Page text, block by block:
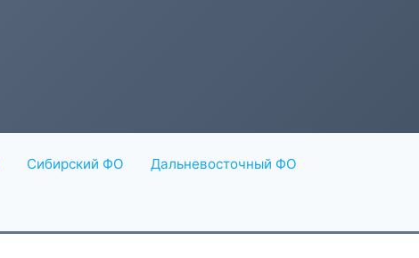
Сибирский ФО Дальневосточный ФО